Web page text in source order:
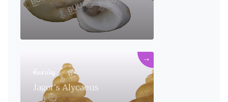
ชื่อสามัญ
Jagor’s Alycaeus
→